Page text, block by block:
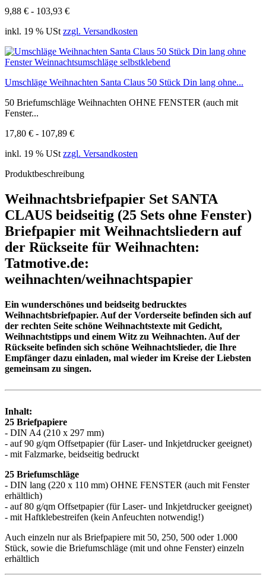
9,88 € - 103,93 €
inkl. 19 % USt zzgl. Versandkosten
Umschläge Weihnachten Santa Claus 50 Stück Din lang ohne...
50 Briefumschläge Weihnachten OHNE FENSTER (auch mit
Fenster...
17,80 € - 107,89 €
inkl. 19 % USt zzgl. Versandkosten
Produktbeschreibung
Weihnachtsbriefpapier Set SANTA
CLAUS beidseitig (25 Sets ohne Fenster)
Briefpapier mit Weihnachtsliedern auf
der Rückseite für Weihnachten:
Tatmotive.de:
weihnachten/weihnachtspapier
Ein wunderschönes und beidseitg bedrucktes
Weihnachtsbriefpapier. Auf der Vorderseite befinden sich auf
der rechten Seite schöne Weihnachtstexte mit Gedicht,
Weihnachtstipps und einem Witz zu Weihnachten. Auf der
Rückseite befinden sich schöne Weihnachtslieder, die Ihre
Empfänger dazu einladen, mal wieder im Kreise der Liebsten
gemeinsam zu singen.
Inhalt:
25 Briefpapiere
- DIN A4 (210 x 297 mm)
- auf 90 g/qm Offsetpapier (für Laser- und Inkjetdrucker geeignet)
- mit Falzmarke, beidseitig bedruckt
25 Briefumschläge
- DIN lang (220 x 110 mm) OHNE FENSTER (auch mit Fenster
erhältlich)
- auf 80 g/qm Offsetpapier (für Laser- und Inkjetdrucker geeignet)
- mit Haftklebestreifen (kein Anfeuchten notwendig!)
Auch einzeln nur als Briefpapiere mit 50, 250, 500 oder 1.000
Stück, sowie die Briefumschläge (mit und ohne Fenster) einzeln
erhältlich